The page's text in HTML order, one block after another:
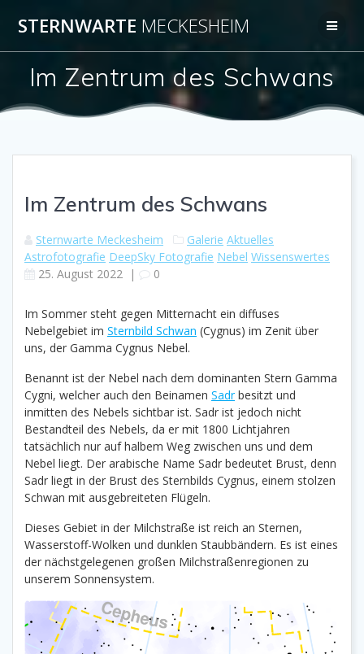
InhaltSTERNWARTE MECKESHEIM
Im Zentrum des Schwans
Im Zentrum des Schwans
Sternwarte Meckesheim Galerie Aktuelles
Astrofotografie DeepSky Fotografie Nebel Wissenswertes
25. August 2022 | 0
Im Sommer steht gegen Mitternacht ein diffuses
Nebelgebiet im Sternbild Schwan (Cygnus) im Zenit über
uns, der Gamma Cygnus Nebel.
Benannt ist der Nebel nach dem dominanten Stern Gamma
Cygni, welcher auch den Beinamen Sadrbesitzt und
inmitten des Nebels sichtbar ist. Sadr ist jedoch nicht
Bestandteil des Nebels, da er mit 1800 Lichtjahren
tatsächlich nur auf halbem Weg zwischen uns und dem
Nebel liegt. Der arabische Name Sadr bedeutet Brust, denn
Sadr liegt in der Brust des Sternbilds Cygnus, einem stolzen
Schwan mit ausgebreiteten Flügeln.
Dieses Gebiet in der Milchstraße ist reich an Sternen,
Wasserstoff-Wolken und dunklen Staubbändern. Es ist eines
der nächstgelegenen großen Milchstraßenregionen zu
unserem Sonnensystem.